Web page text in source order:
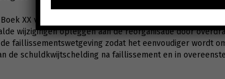
XX van het WER aan de door het Hof van Justitie
wijzigingen opleggen aan de reorganisatie door
de faillissementswetgeving zodat het eenvoudiger wordt
de schuldkwijtschelding na faillissement en in